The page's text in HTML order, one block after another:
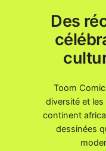
Des
Toom
diversité et
continent
dessinées